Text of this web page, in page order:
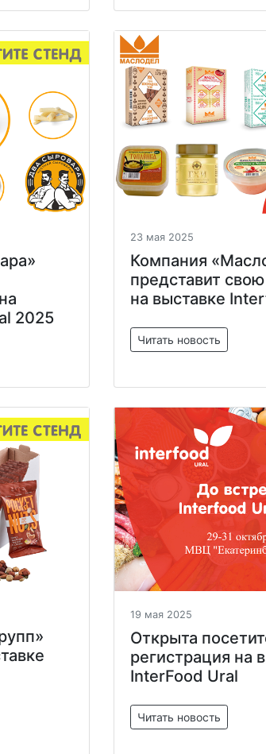
2025
23 мая 2025
Компания
представит
на выставке
Читать новость
19 мая 2025
Открыта
регистрация на
InterFood Ural
Читать новость